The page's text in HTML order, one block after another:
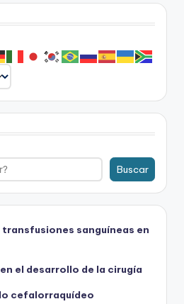
Buscar
sanguíneas en
el desarrollo de la cirugía
cefalorraquídeo